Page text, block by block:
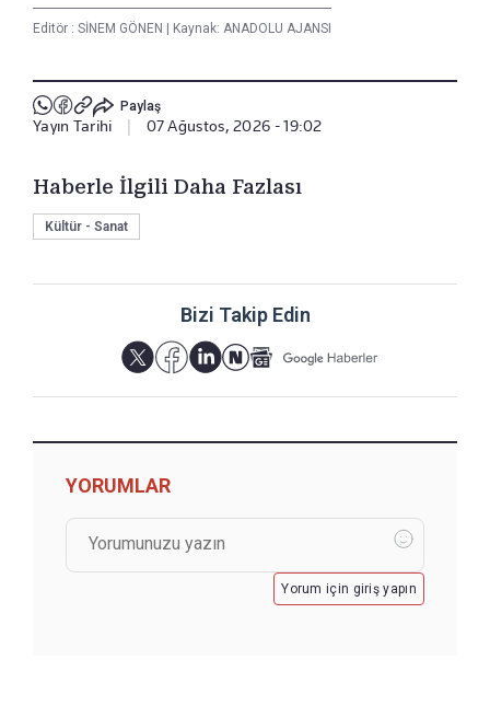
Editör : SİNEM GÖNEN | Kaynak: ANADOLU AJANSI
Paylaş
Yayın Tarihi 07 Ağustos, 2026 - 19:02
Haberle İlgili Daha Fazlası
Kültür - Sanat
Bizi Takip Edin
YORUMLAR
Yorum için giriş yapın